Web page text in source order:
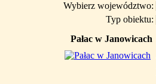
Wybierz województwo:
Typ obiektu:
Pałac w Janowicach